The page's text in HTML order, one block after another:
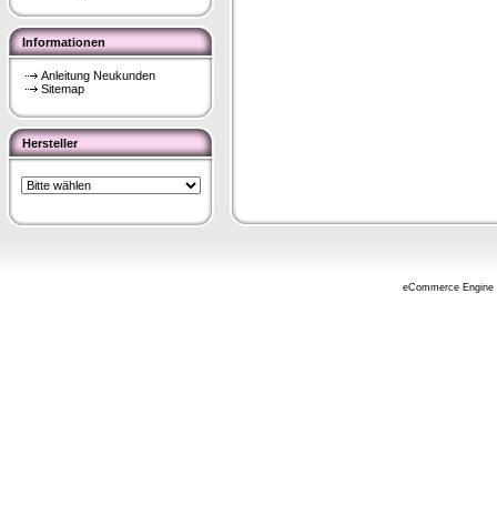
Informationen
Anleitung Neukunden
Sitemap
Hersteller
eCommerce